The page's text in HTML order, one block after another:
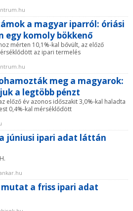
a magyar iparról: óriási
egy komoly bökkenő
mérten 10,1%-kal bővült, az előző
az ipari termelés
meg a magyarok:
a legtöbb pénzt
előző év azonos időszakit 3,0%-kal haladta
0,4%-kal mérséklődött
júniusi ipari adat láttán
a friss ipari adat